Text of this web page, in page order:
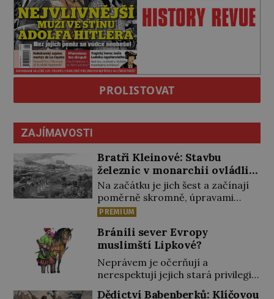
PROLISTOVAT
ZAJÍMAVOSTI
Bratři Kleinové: Stavbu
železnic v monarchii ovládli
samouci
Na začátku je jich šest a začínají
poměrně skromně, úpravami
zahrad, rybníků a parků. Postupně
Během 40 let vybudují na území
monarchie třetinu všech tratí,
tedy asi 3500 kilometrů! Ohromně
na tom zbohatnou… Podnikavého
ducha zdědí bratři Kleinové po
otci Johannovi (1756–1835), který
PREMIUM
Bránili sever Evropy
muslimští Lipkové?
Neprávem je očerňují a
nerespektují jejich stará privilegia.
Dědictví Babenberků: Klíčovou